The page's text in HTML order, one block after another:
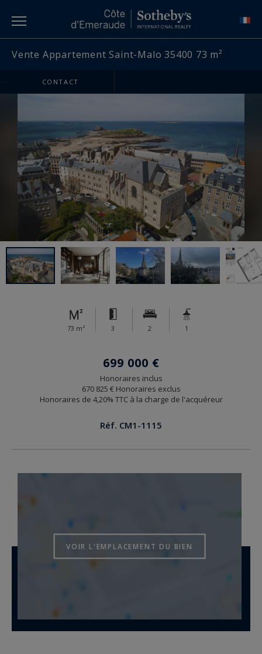
Vente Appartement Saint-Malo 35400 73 m²
CONTACT
73 m² 3 2 1
699 000 €
Honoraires inclus
670 825 € Honoraires exclus
Honoraires de 4,20% TTC à la charge de l'acquéreur
Réf. CM1-1115
VOIR L'EMPLACEMENT DU BIEN